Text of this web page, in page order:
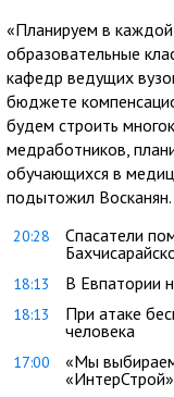
«Планируем в
образовательные
кафедр ведущих
бюджете
будем строить
медработников,
обучающихся в
подытожил Восканян.
20:28
Спасатели
18:13 В Евпатории
18:13
При атаке
человека
17:00
«Мы